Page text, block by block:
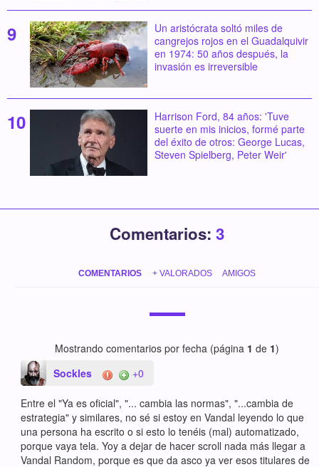
Un aristócrata soltó miles de
cangrejos rojos en el Guadalquivir
en 1974: 50 años después, la
invasión es irreversible
Harrison Ford, 84 años: 'Tuve
suerte en mis inicios, formé parte
del éxito de otros: George Lucas,
Steven Spielberg, Peter Weir'
Comentarios: 3
COMENTARIOS + VALORADOS AMIGOS
Mostrando comentarios por fecha (página 1 de 1)
Sockles
+0
Entre el "Ya es oficial", "... cambia las normas", "...cambia de
estrategia" y similares, no sé si estoy en Vandal leyendo lo que
una persona ha escrito o si esto lo tenéis (mal) automatizado,
porque vaya tela. Yoy a dejar de hacer scroll nada más llegar a
Vandal Random, porque es que da asco ya ver esos titulares de